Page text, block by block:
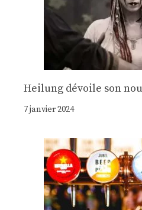
Heilung dévoile son
7 janvier 2024